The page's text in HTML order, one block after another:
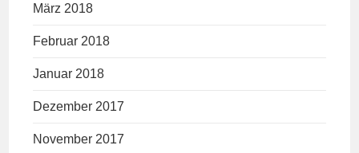
März 2018
Februar 2018
Januar 2018
Dezember 2017
November 2017